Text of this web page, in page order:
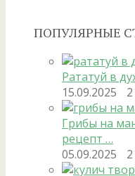
ПОПУЛЯРНЫЕ
Рататуй в
15.09.2025
2
Грибы на
рецепт …
05.09.2025
2